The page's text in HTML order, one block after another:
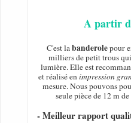
A partir
C'est labanderolepour
milliers de petit trous
lumière. Elle est
et réalisé enimpression
mesure. Nous pouvons
seule pièce de 12 m
- Meilleur rapport